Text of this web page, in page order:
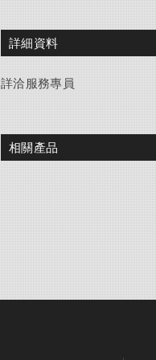
詳細資料
詳洽服務專員
相關產品